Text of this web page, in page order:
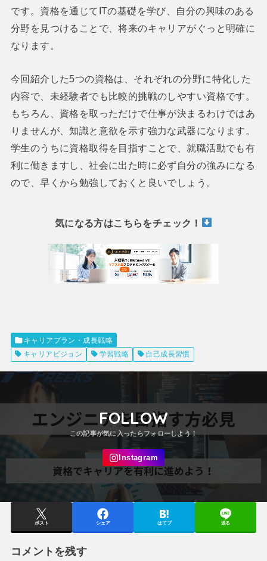
です。資格を通じてITの基礎を学び、自分の興味のある
分野を見つけることで、将来のキャリアがぐっと明確に
なります。
今回紹介した5つの資格は、それぞれの分野に特化した
内容で、未経験者でも比較的挑戦のしやすい資格です。
もちろん、資格を取っただけで仕事が決まるわけではあ
りませんが、知識と意欲を示す強力な武器になります。
学生のうちに資格取得を目指すことで、就職活動でも有
利に働きますし、社会に出た時に必ず自分の強みになる
ので、早くから勉強しておくと良いでしょう。
気になる方はこちらをチェック！
キャリアプラン・成長戦略
キャリアビジョン
学習戦略 自己成長習慣
FOLLOW
ポスト シェア はてブ 送る
コメントを残す